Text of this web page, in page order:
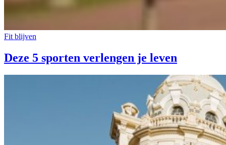
Fit blijven
Deze 5 sporten verlengen je leven